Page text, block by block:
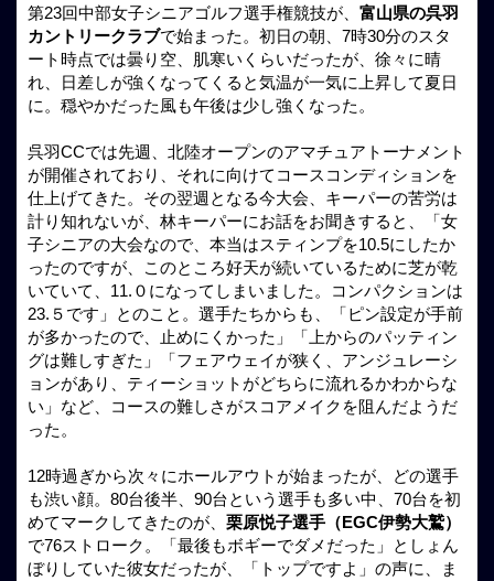
第23回中部女子シニアゴルフ選手権競技が、 富山県の呉羽
カントリークラブで始まった。初日の朝、7時30分のスタ
ート時点では曇り空、肌寒いくらいだったが、徐々に晴
れ、日差しが強くなってくると気温が一気に上昇して夏日
に。穏やかだった風も午後は少し強くなった。
呉羽CCでは先週、北陸オープンのアマチュアトーナメント
が開催されており、それに向けてコースコンディションを
仕上げてきた。その翌週となる今大会、キーパーの苦労は
計り知れないが、林キーパーにお話をお聞きすると、「女
子シニアの大会なので、本当はスティンプを10.5にしたか
ったのですが、このところ好天が続いているために芝が乾
いていて、11.０になってしまいました。コンパクションは
23.５です」とのこと。選手たちからも、「ピン設定が手前
が多かったので、止めにくかった」「上からのパッティン
グは難しすぎた」「フェアウェイが狭く、アンジュレーシ
ョンがあり、ティーショットがどちらに流れるかわからな
い」など、コースの難しさがスコアメイクを阻んだようだ
った。
12時過ぎから次々にホールアウトが始まったが、どの選手
も渋い顔。80台後半、90台という選手も多い中、70台を初
めてマークしてきたのが、 栗原悦子選手（EGC伊勢大鷲）
で76ストローク。「最後もボギーでダメだった」としょん
ぼりしていた彼女だったが、「トップですよ」の声に、ま